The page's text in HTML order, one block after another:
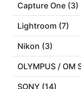
Capture One (3)
Lightroom (7)
Nikon (3)
OLYMPUS / OM
SONY (14)